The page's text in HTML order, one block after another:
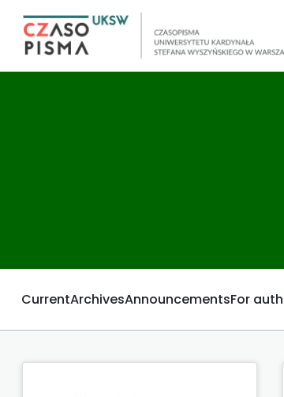
CurrentArchivesAnnouncementsFor